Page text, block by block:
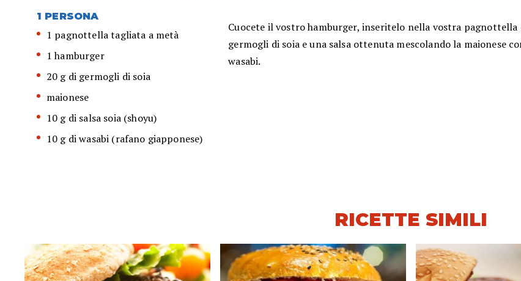
1 PERSONA
1 pagnottella tagliata a metà
1 hamburger
20 g di germogli di soia
maionese
10 g di salsa soia (shoyu)
10 g di wasabi (rafano giapponese)
Cuocete il vostro hamburger, inseritelo nella vostra
germogli di soia e una salsa ottenuta mescolando la maionese
wasabi.
RICETTE SIMILI